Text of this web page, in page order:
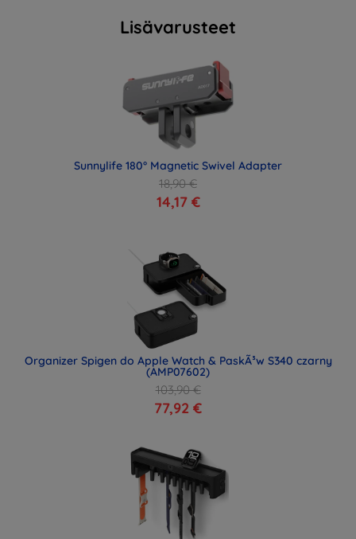
Lisävarusteet
Sunnylife 180° Magnetic Swivel Adapter
18,90 €
14,17 €
Organizer Spigen do Apple Watch & PaskÃ³w S340 czarny
(AMP07602)
103,90 €
77,92 €